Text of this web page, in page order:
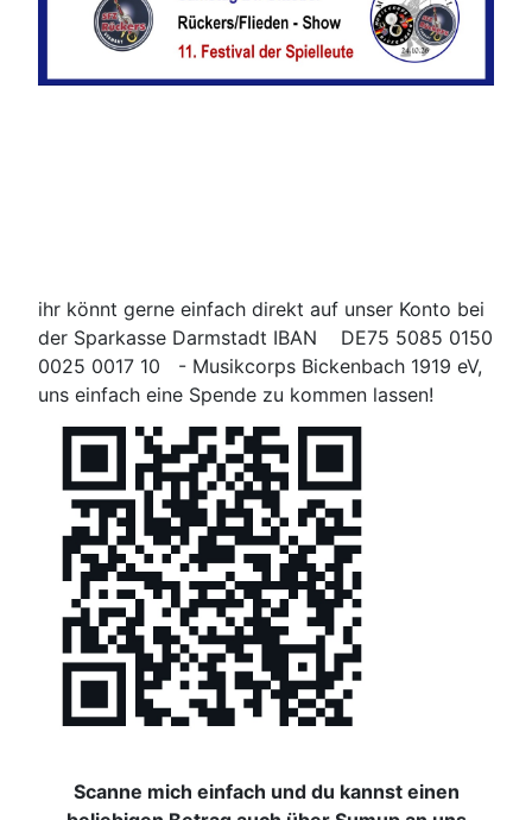
ihr könnt gerne einfach direkt auf unser Konto bei
der Sparkasse Darmstadt IBAN DE75 5085 0150
0025 0017 10 - Musikcorps Bickenbach 1919 eV,
uns einfach eine Spende zu kommen lassen!
Scanne mich einfach und du kannst einen